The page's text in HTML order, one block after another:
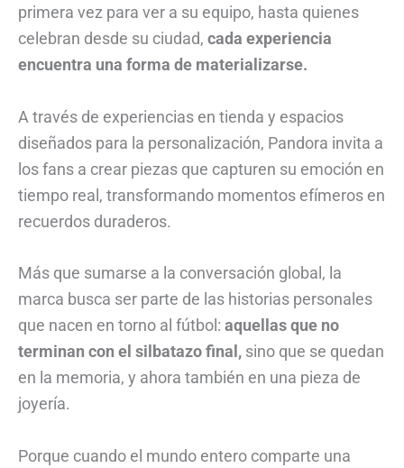
primera vez para ver a su equipo, hasta quienes
celebran desde su ciudad, cada experiencia
encuentra una forma de materializarse.
A través de experiencias en tienda y espacios
diseñados para la personalización, Pandora invita a
los fans a crear piezas que capturen su emoción en
tiempo real, transformando momentos efímeros en
recuerdos duraderos.
Más que sumarse a la conversación global, la
marca busca ser parte de las historias personales
que nacen en torno al fútbol: aquellas que no
terminan con el silbatazo final, sino que se quedan
en la memoria, y ahora también en una pieza de
joyería.
Porque cuando el mundo entero comparte una